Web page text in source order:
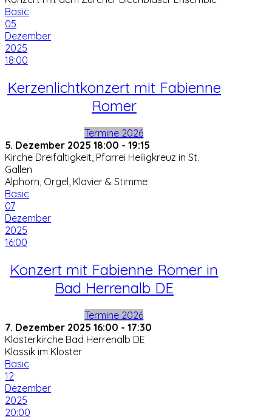
Basic
05
Dezember
2025
18:00
Kerzenlichtkonzert mit Fabienne
Romer
Termine 2026
5. Dezember 2025 18:00 - 19:15
Kirche Dreifaltigkeit, Pfarrei Heiligkreuz in St.
Gallen
Alphorn, Orgel, Klavier & Stimme
Basic
07
Dezember
2025
16:00
Konzert mit Fabienne Romer in
Bad Herrenalb DE
Termine 2026
7. Dezember 2025 16:00 - 17:30
Klosterkirche Bad Herrenalb DE
Klassik im Kloster
Basic
12
Dezember
2025
20:00